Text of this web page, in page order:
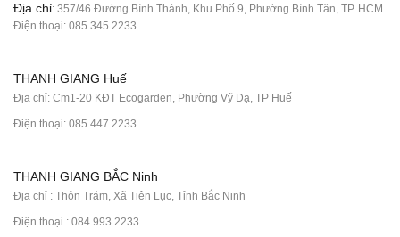
Địa chỉ: 357/46 Đường Bình Thành, Khu Phố 9, Phường Bình Tân, TP. HCM
Điện thoại: 085 345 2233
THANH GIANG Huế
Địa chỉ: Cm1-20 KĐT Ecogarden, Phường Vỹ Dạ, TP Huế
Điện thoại: 085 447 2233
THANH GIANG BẮC Ninh
Địa chỉ : Thôn Trám, Xã Tiên Lục, Tỉnh Bắc Ninh
Điện thoại : 084 993 2233